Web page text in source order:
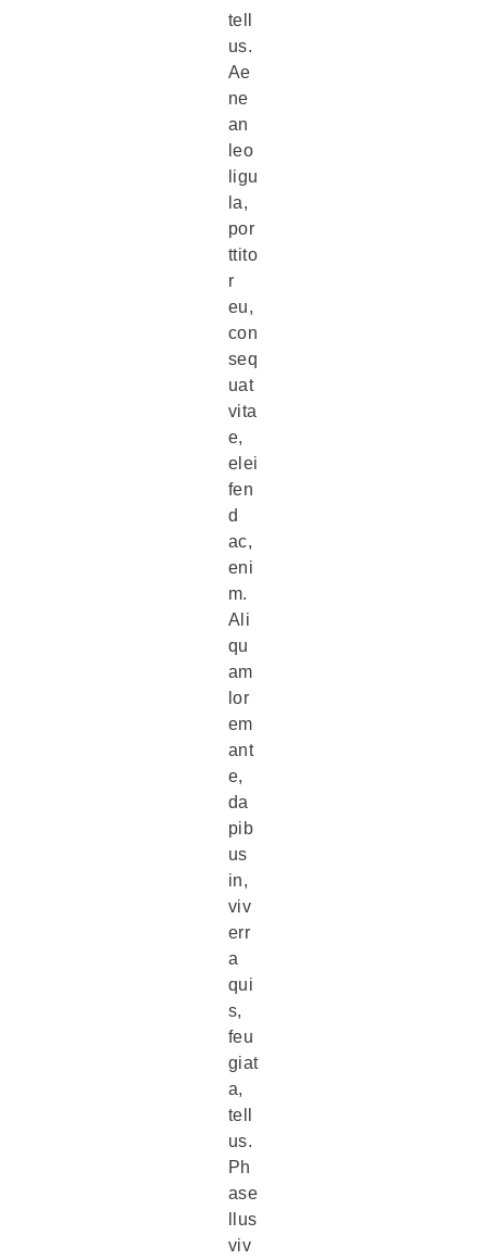
tell
us.
Ae
ne
an
leo
ligu
la,
por
ttito
r
eu,
con
seq
uat
vita
e,
elei
fen
d
ac,
eni
m.
Ali
qu
am
lor
em
ant
e,
da
pib
us
in,
viv
err
a
qui
s,
feu
giat
a,
tell
us.
Ph
ase
llus
viv